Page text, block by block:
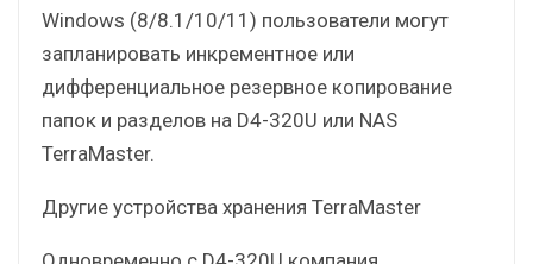
Windows (8/8.1/10/11) пользователи могут
запланировать инкрементное или
дифференциальное резервное копирование
папок и разделов на D4-320U или NAS
TerraMaster.
Другие устройства хранения TerraMaster